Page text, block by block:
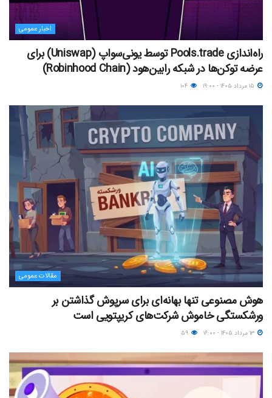
اخبار عمومی
راه‌اندازی Pools.trade توسط یونی‌سواپ (Uniswap) برای
عرضه توکن‌ها در شبکه رابین‌هود (Robinhood Chain)
مقالات عمومی
هوش مصنوعی تنها بهانه‌ای برای سرپوش گذاشتن بر
ورشکستگی خاموش شرکت‌های کریپتویی است